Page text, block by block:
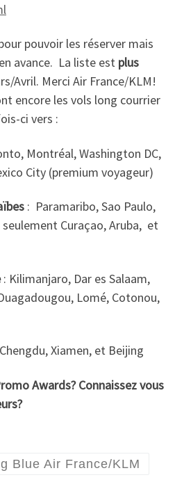
pouvoir les réserver mais
avance. La liste est plus
Avril. Merci Air France/KLM!
encore les vols long courrier
ci vers :
Montréal, Washington DC,
City (premium voyageur)
: Paramaribo, Sao Paulo,
seulement Curaçao, Aruba, et
: Kilimanjaro, Dar es Salaam,
Lomé, Cotonou,
Xiamen, et Beijing
Awards? Connaissez vous
Blue Air France/KLM